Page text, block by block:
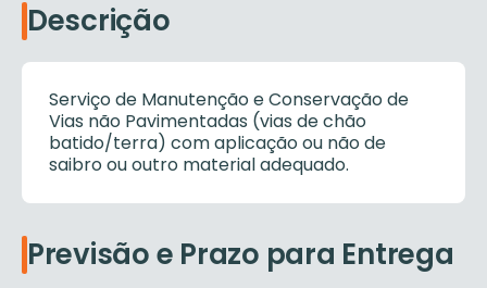
Descrição
Serviço de Manutenção e Conservação de
Vias não Pavimentadas (vias de chão
batido/terra) com aplicação ou não de
saibro ou outro material adequado.
Previsão e Prazo para Entrega